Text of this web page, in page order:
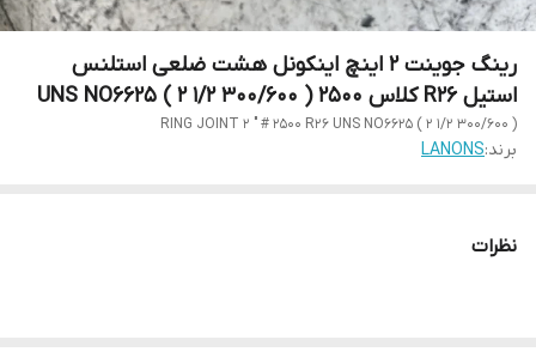
رینگ جوینت 2 اینچ اینکونل هشت ضلعی استلنس
استیل R26 کلاس 2500 ( 300/600 1/2 2 ) UNS NO6625
RING JOINT 2 " # 2500 R26 UNS NO6625 ( 2 1/2 300/600 )
برند:LANONS
نظرات